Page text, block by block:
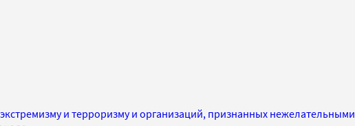
и терроризму и организаций, признанных нежелательными